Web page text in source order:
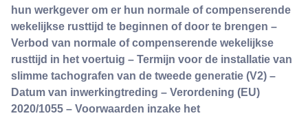
hun werkgever om er hun normale of compenserende
wekelijkse rusttijd te beginnen of door te brengen –
Verbod van normale of compenserende wekelijkse
rusttijd in het voertuig – Termijn voor de installatie van
slimme tachografen van de tweede generatie (V2) –
Datum van inwerkingtreding – Verordening (EU)
2020/1055 – Voorwaarden inzake het